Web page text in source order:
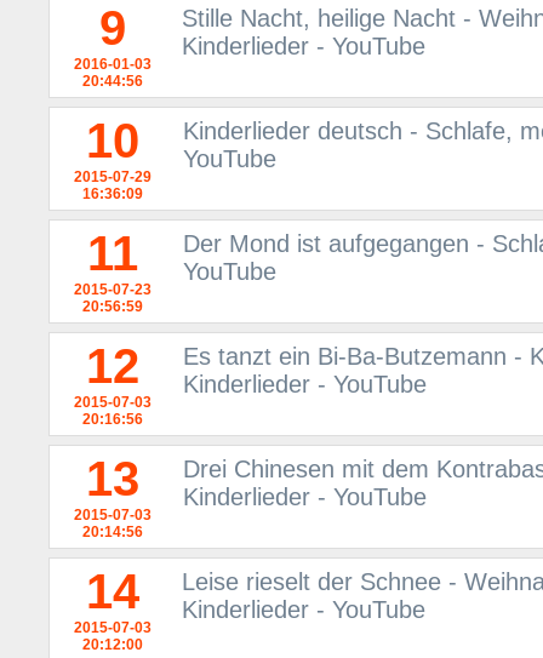
9
2016-01-03
20:44:56
Stille Nacht, heilige Nacht -
Kinderlieder - YouTube
10
2015-07-29
16:36:09
Kinderlieder deutsch - Schlafe,
YouTube
11
2015-07-23
20:56:59
Der Mond ist aufgegangen -
YouTube
12
2015-07-03
20:16:56
Es tanzt ein Bi-Ba-Butzemann -
Kinderlieder - YouTube
13
2015-07-03
20:14:56
Drei Chinesen mit dem
Kinderlieder - YouTube
14
2015-07-03
20:12:00
Leise rieselt der Schnee -
Kinderlieder - YouTube